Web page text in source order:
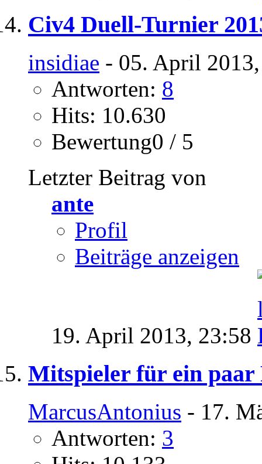
Civ4 Duell-Turnier
insidiae - 05. April
Antworten: 8
Hits: 10.630
Bewertung0 / 5
Letzter Beitrag von
ante
Profil
Beiträge anzeigen
19. April 2013, 23:58
Mitspieler für ein paar
MarcusAntonius - 17.
Antworten: 3